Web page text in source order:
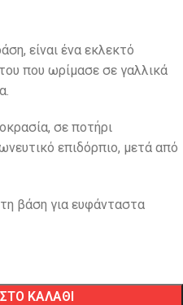
είναι ένα εκλεκτό
που ωρίμασε σε γαλλικά
σε ποτήρι
επιδόρπιο, μετά από
βάση για ευφάνταστα
ΚΑΛΑΘΙ